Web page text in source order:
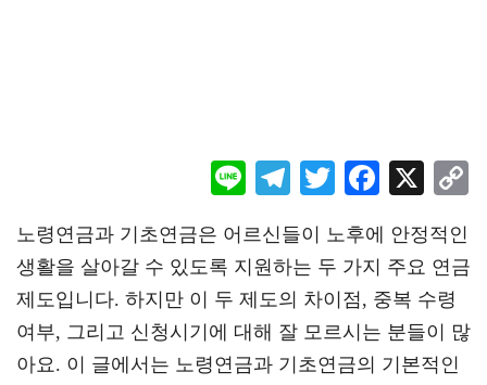
Li
Te
gr
a
m
T
tt
er
F
eb
oo
k
X
노령연금과 기초연금은 어르신들이 노후에 안정적인
생활을 살아갈 수 있도록 지원하는 두 가지 주요 연금
제도입니다. 하지만 이 두 제도의 차이점, 중복 수령
여부, 그리고 신청시기에 대해 잘 모르시는 분들이 많
아요. 이 글에서는 노령연금과 기초연금의 기본적인